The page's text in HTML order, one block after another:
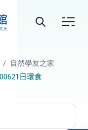
站
搜
自然學友之家
日環食